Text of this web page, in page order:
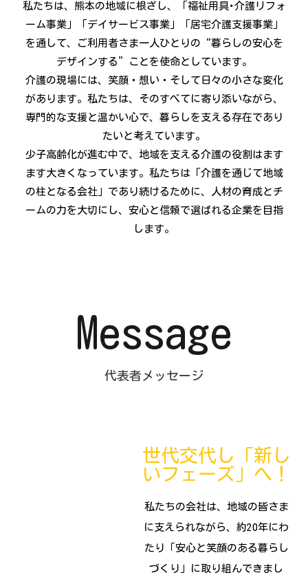
私たちは、熊本の地域に根ざし、「福祉用具･介護リフォ
ーム事業」「デイサービス事業」「居宅介護支援事業」
を通して、ご利用者さま一人ひとりの“暮らしの安心を
デザインする”ことを使命としています。
介護の現場には、笑顔・想い・そして日々の小さな変化
があります。私たちは、そのすべてに寄り添いながら、
専門的な支援と温かい心で、暮らしを支える存在であり
たいと考えています。
少子高齢化が進む中で、地域を支える介護の役割はます
ます大きくなっています。私たちは「介護を通じて地域
の柱となる会社」であり続けるために、人材の育成とチ
ームの力を大切にし、安心と信頼で選ばれる企業を目指
します。
Message
代表者メッセージ
世代交代し「新し
いフェーズ」へ！
私たちの会社は、地域の皆さま
に支えられながら、約20年にわ
たり「安心と笑顔のある暮らし
づくり」に取り組んできまし